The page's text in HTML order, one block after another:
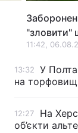
Відео з
Архів
Контакти
"зловити"
11:42,
13:32
У
на
12:27
На
об’єкти